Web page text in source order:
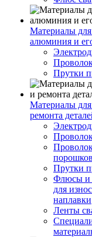
Материалы для
алюминия и
Прутки
Материалы
ремонта
Прутки
Флюсы и
для
наплавки
Ленты